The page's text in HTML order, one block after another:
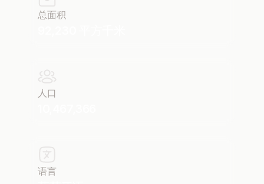
总面积
人口
语言